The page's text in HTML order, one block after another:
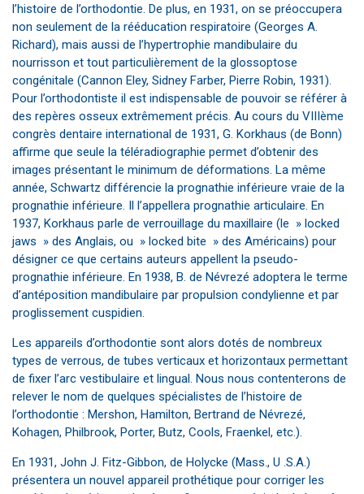
l’histoire de l’orthodontie. De plus, en 1931, on se préoccupera
non seulement de la rééducation respiratoire (Georges A.
Richard), mais aussi de l’hypertrophie mandibulaire du
nourrisson et tout particulièrement de la glossoptose
congénitale (Cannon Eley, Sidney Farber, Pierre Robin, 1931).
Pour l’orthodontiste il est indispensable de pouvoir se référer à
des repères osseux extrêmement précis. Au cours du VIIIème
congrès dentaire international de 1931, G. Korkhaus (de Bonn)
affirme que seule la téléradiographie permet d’obtenir des
images présentant le minimum de déformations. La même
année, Schwartz différencie la prognathie inférieure vraie de la
prognathie inférieure. Il l’appellera prognathie articulaire. En
1937, Korkhaus parle de verrouillage du maxillaire (le » locked
jaws » des Anglais, ou » locked bite » des Américains) pour
désigner ce que certains auteurs appellent la pseudo-
prognathie inférieure. En 1938, B. de Névrezé adoptera le terme
d’antéposition mandibulaire par propulsion condylienne et par
proglissement cuspidien.
Les appareils d’orthodontie sont alors dotés de nombreux
types de verrous, de tubes verticaux et horizontaux permettant
de fixer l’arc vestibulaire et lingual. Nous nous contenterons de
relever le nom de quelques spécialistes de l’histoire de
l’orthodontie : Mershon, Hamilton, Bertrand de Névrezé,
Kohagen, Philbrook, Porter, Butz, Cools, Fraenkel, etc.).
En 1931, John J. Fitz-Gibbon, de Holycke (Mass., U .S.A.)
présentera un nouvel appareil prothétique pour corriger les